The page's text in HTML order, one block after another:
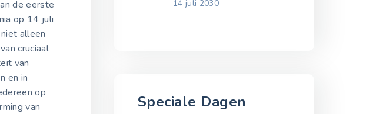
de eerste
op 14 juli
alleen
cruciaal
van
en in
op
van
14 juli 2025
14 juli 2030
Speciale Dagen